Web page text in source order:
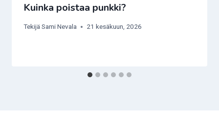
Kuinka poistaa punkki?
TekijäSami Nevala 21 kesäkuun, 2026